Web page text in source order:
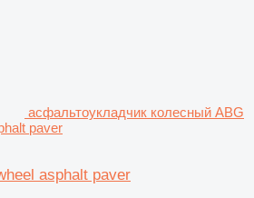
асфальтоукладчик колесный ABG
paver
asphalt paver